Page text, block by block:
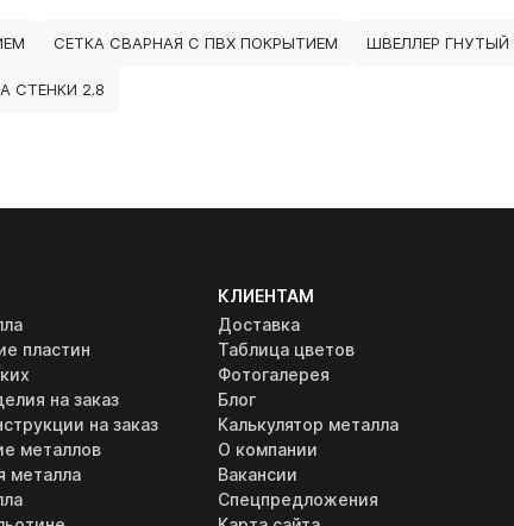
СЕТКА СВАРНАЯ С ПВХ ПОКРЫТИЕМ ШВЕЛЛЕР
СТЕНКИ 2.8
пластин
на заказ
на заказ
металлов
металла
КЛИЕНТАМ
Доставка
Таблица цветов
Фотогалерея
Блог
Калькулятор металла
О компании
Вакансии
Спецпредложения